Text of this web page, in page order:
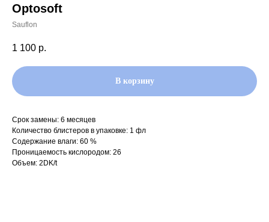
Optosoft
Sauflon
1 100 р.
В корзину
Срок замены: 6 месяцев
Количество блистеров в упаковке: 1 фл
Содержание влаги: 60 %
Проницаемость кислородом: 26
Объем: 2DK/t